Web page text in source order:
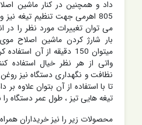
805 اهرمی جهت تنظیم تیغه
می توان تغییرات مورد نظر را در
واتی از هر نظر خیال استفاده
نظافت و نگهداری دستگاه نیز
تا با استفاده از آن بتوان علاوه
تیغه هایی تیز ، طول عمر دستگاه را
محصولات زیر را نیز خریداران